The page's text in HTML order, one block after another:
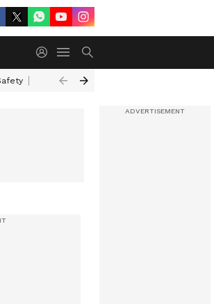
Akkineni Nageswara Rao